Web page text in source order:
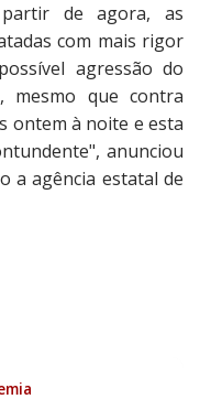
de agora, as
com mais rigor
agressão do
mesmo que contra
ontem à noite e esta
anunciou
a agência estatal de